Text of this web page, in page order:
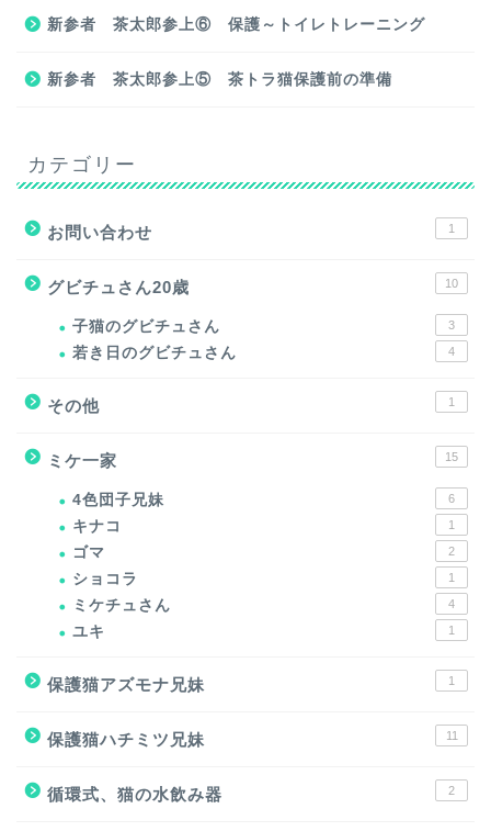
新参者 茶太郎参上⑥ 保護～トイレトレーニング
新参者 茶太郎参上⑤ 茶トラ猫保護前の準備
カテゴリー
お問い合わせ 1
グビチュさん20歳 10
子猫のグビチュさん 3
若き日のグビチュさん 4
その他 1
ミケ一家 15
4色団子兄妹 6
キナコ 1
ゴマ 2
ショコラ 1
ミケチュさん 4
ユキ 1
保護猫アズモナ兄妹 1
保護猫ハチミツ兄妹 11
循環式、猫の水飲み器 2